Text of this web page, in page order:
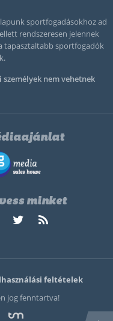
sportfogadásokhoz ad
rendszeresen jelennek
tapasztaltabb sportfogadók
nem vehetnek
minket
feltételek
jog fenntartva!